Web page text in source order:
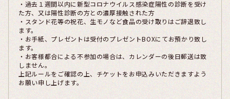
・過去１週間以内に新型コロナウイルス感染症陽性の診断を受け
た方、又は陽性診断の方との濃厚接触された方
・スタンド花等の祝花、生モノなど食品の受け取りはご辞退致し
ます。
・お手紙、プレゼントは受付のプレゼントBOXにてお預かり致し
ます。
・お客様都合による不参加の場合は、カレンダーの後日郵送は致
しません。
上記ルールをご確認の上、チケットをお申込みいただきますよう
お願い申し上げます。